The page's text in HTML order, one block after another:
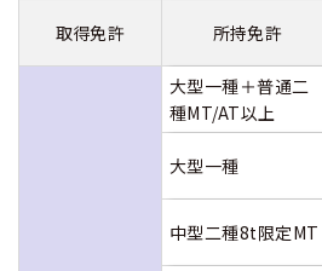
取得免許 所持免許
大型一種＋普通二
種MT/AT以上
大型一種
中型二種8t限定MT